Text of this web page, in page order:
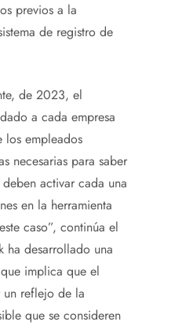
previos a la
de registro de
de 2023, el
a cada empresa
los empleados
necesarias para saber
activar cada una
en la herramienta
caso”, continúa el
ha desarrollado una
implica que el
reflejo de la
que se consideren